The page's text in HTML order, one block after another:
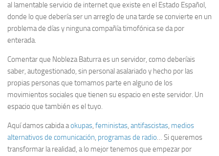
al lamentable servicio de internet que existe en el Estado Español,
donde lo que debería ser un arreglo de una tarde se convierte en un
problema de días y ninguna compañía timofónica se da por
enterada.
Comentar que Nobleza Baturra es un servidor, como deberíais
saber, autogestionado, sin personal asalariado y hecho por las
propias personas que tomamos parte en alguno de los
movimientos sociales que tienen su espacio en este servidor. Un
espacio que también es el tuyo.
Aquí damos cabida aokupas, feministas, antifascistas, medios
alternativos de comunicación, programas de radio… Si queremos
transformar la realidad, a lo mejor tenemos que empezar por